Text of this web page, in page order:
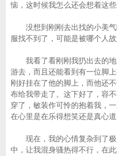
恼，这时候我怎么还会想着这些
没想到刚刚去出找的小美气
服找不到了，可能是被哪个人
我看了看刚刚我扔出去的地
游去，而且还能看到有一位脚
刚好挂在了他的脚上，而他还
布给我带走了。这下好了，容
穿了，敏装作可怜的抱着我，
在心里是在乐得想笑还是真心道
现在，我的心情复杂到了极
中，让我混身骚热得不行，在